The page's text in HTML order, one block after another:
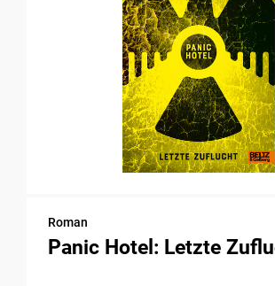
Roman
Panic Hotel: Letzte